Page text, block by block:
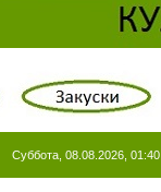
Суббота, 08.08.2026, 01:40